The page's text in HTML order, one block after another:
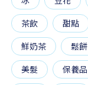
茶飲
甜點
鮮奶茶
鬆餅
美髮
保養品